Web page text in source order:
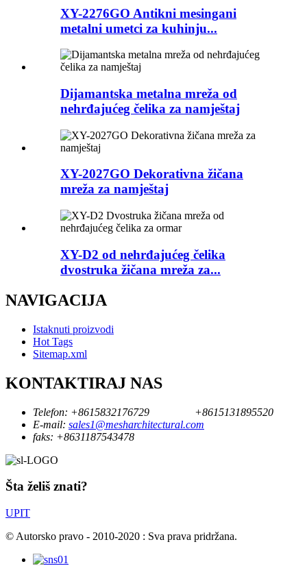
XY-2276GO Antikni mesingani
metalni umetci za kuhinju...
Dijamantska metalna mreža od
nehrđajućeg čelika za namještaj
XY-2027GO Dekorativna žičana
mreža za namještaj
XY-D2 od nehrđajućeg čelika
dvostruka žičana mreža za...
NAVIGACIJA
Istaknuti proizvodi
Hot Tags
Sitemap.xml
KONTAKTIRAJ NAS
Telefon: +8615832176729
+8615131895520
E-mail: sales1@mesharchitectural.com
faks: +8631187543478
Šta želiš znati?
UPIT
© Autorsko pravo - 2010-2020 : Sva prava pridržana.